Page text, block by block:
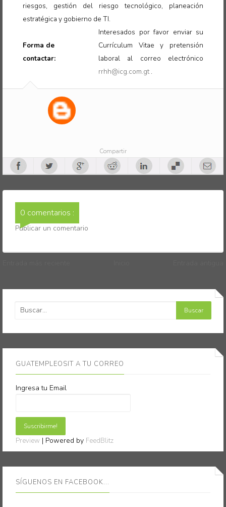
riesgos, gestión del riesgo tecnológico, planeación
estratégica y gobierno de TI.
Forma de
contactar:
Interesados por favor enviar su
Currículum Vitae y pretensión
laboral al correo electrónico
rrhh@icg.com.gt.
Compartir
0 comentarios :
Publicar un comentario
GUATEMPLEOSIT A TU CORREO
Ingresa tu Email
Preview | Powered by FeedBlitz
SÍGUENOS EN FACEBOOK...